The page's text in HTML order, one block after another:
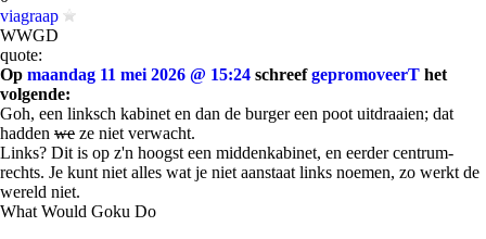
viagraap
WWGD
quote:
Op maandag 11 mei 2026 @ 15:24 schreefgepromoveerT het
volgende:
Goh, een linksch kabinet en dan de burger een poot uitdraaien; dat
hadden we ze niet verwacht.
Links? Dit is op z'n hoogst een middenkabinet, en eerder centrum-
rechts. Je kunt niet alles wat je niet aanstaat links noemen, zo werkt de
wereld niet.
What Would Goku Do